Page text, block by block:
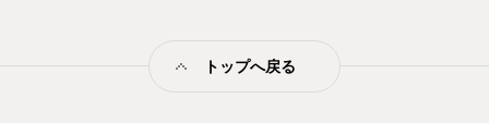
トップへ戻る